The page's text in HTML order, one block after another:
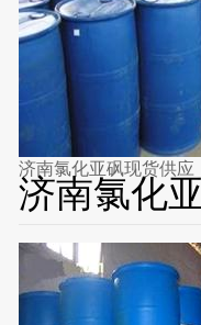
济南氯化亚砜现货供应
济南氯化